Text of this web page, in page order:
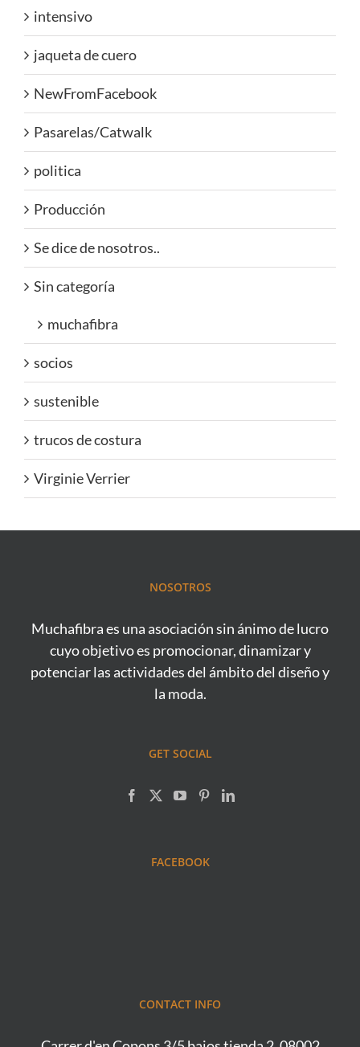
intensivo
jaqueta de cuero
NewFromFacebook
Pasarelas/Catwalk
politica
Producción
Se dice de nosotros..
Sin categoría
muchafibra
socios
sustenible
trucos de costura
Virginie Verrier
NOSOTROS
Muchafibra es una asociación sin ánimo de lucro
cuyo objetivo es promocionar, dinamizar y
potenciar las actividades del ámbito del diseño y
la moda.
GET SOCIAL
FACEBOOK
CONTACT INFO